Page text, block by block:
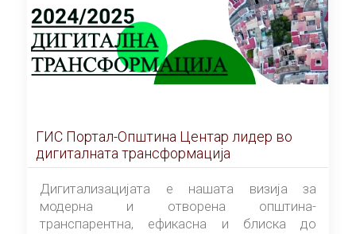
ГИС Портал-Општина Центар лидер во
дигиталната трансформација
Дигитализацијата е нашата визија за
модерна и отворена општина-
транспарентна, ефикасна и блиска до